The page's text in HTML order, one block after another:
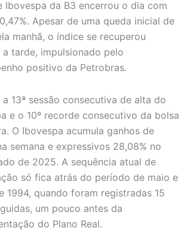
Ibovespa da B3 encerrou o dia com
Apesar de uma queda inicial de
manhã, o índice se recuperou
a tarde, impulsionado pelo
positivo da Petrobras.
13ª sessão consecutiva de alta do
e o 10º recorde consecutivo da bolsa
O Ibovespa acumula ganhos de
semana e expressivos 28,08% no
de 2025. A sequência atual de
só fica atrás do período de maio e
1994, quando foram registradas 15
um pouco antes da
do Plano Real.